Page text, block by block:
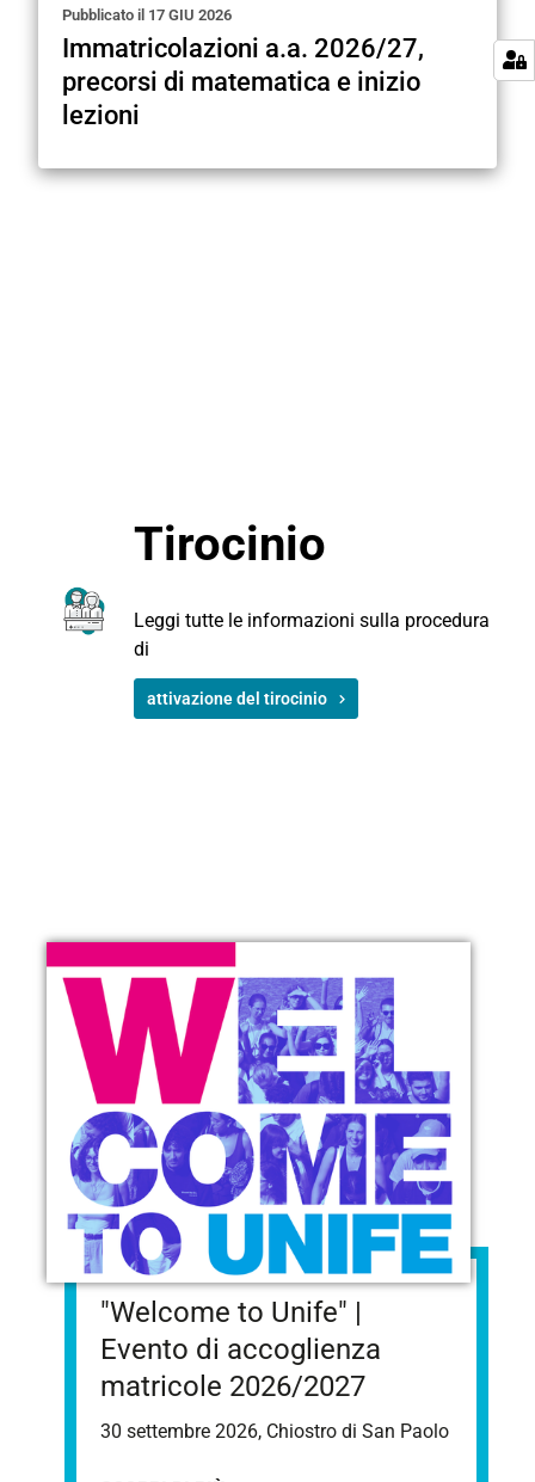
Pubblicato il 17 GIU 2026
Immatricolazioni a.a. 2026/27,
precorsi di matematica e inizio
lezioni
Tirocinio
Leggi tutte le informazioni sulla procedura
di
attivazione del tirocinio
"Welcome to Unife" |
Evento di accoglienza
matricole 2026/2027
30 settembre 2026, Chiostro di San Paolo